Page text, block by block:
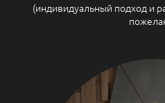
(индивидуальный подход и